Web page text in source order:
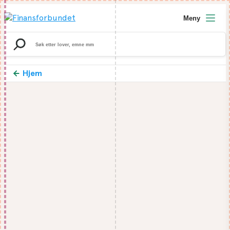
Search
for:
Meny
Hjem